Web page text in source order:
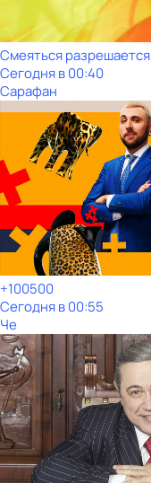
Смеяться разрешается
Сегодня в 00:40
Сарафан
+100500
Сегодня в 00:55
Че